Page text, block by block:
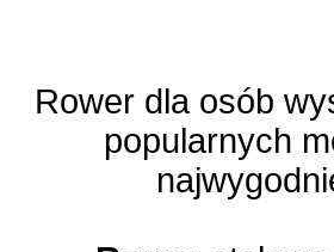
Rower dla osób
popularnych